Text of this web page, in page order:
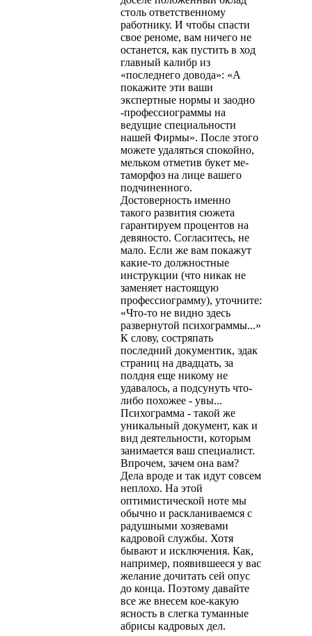
столь ответственному
работнику. И чтобы спасти
свое реноме, вам ниче­го не
останется, как пустить в ход
главный калибр из
«последнего довода»: «А
покажите эти ваши
экспертные нормы и заодно
-профессиограммы на
ведущие специальности
нашей Фирмы». По­сле этого
можете удаляться спокойно,
мельком отметив букет ме­
таморфоз на лице вашего
подчиненного.
Достоверность именно
такого развития сюжета
гарантируем процентов на
девяносто. Со­гласитесь, не
мало. Если же вам покажут
какие-то должностные
инструкции (что никак не
заменяет настоящую
профессиограмму), уточните:
«Что-то не видно здесь
развернутой психограммы...»
К слову, состряпать
последний документик, эдак
страниц на два­дцать, за
полдня еще никому не
удавалось, а подсунуть что-
либо похожее - увы...
Психограмма - такой же
уникальный документ, как и
вид деятельности, которым
занимается ваш специалист.
Впрочем, зачем она вам?
Дела вроде и так идут совсем
неплохо. На этой
оптимистической ноте мы
обычно и раскланиваемся с
радуш­ными хозяевами
кадровой службы. Хотя
бывают и исключения. Как,
например, появившееся у вас
желание дочитать сей опус
до конца. Поэтому давайте
все же внесем кое-какую
ясность в слегка туманные
абрисы кадровых дел.